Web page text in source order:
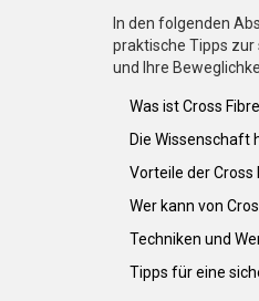
In den folgenden
praktische Tipps zur
und Ihre
Was ist Cross
Die Wissenschaft
Vorteile der Cross
Wer kann von
Techniken und
Tipps für eine